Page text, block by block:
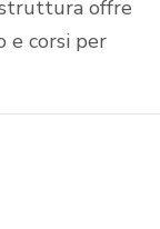
offre
e corsi per